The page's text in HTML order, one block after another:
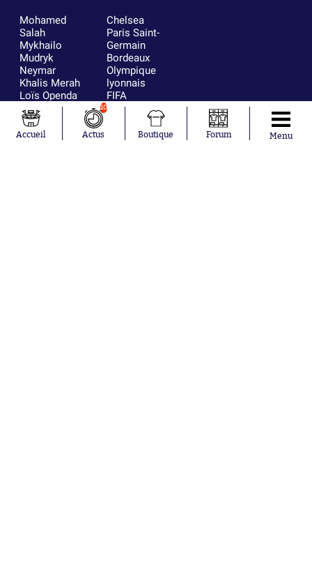
Mohamed
Salah
Mykhailo
Mudryk
Neymar
Khalis Merah
Loïs Openda
Moussa
Niakhaté
Nicolás
Chelsea
Paris Saint-
Germain
Bordeaux
Olympique
lyonnais
FIFA
Real Madrid
RC Strasbourg
AC Milan
Accueil
10
Actus Boutique Forum Menu